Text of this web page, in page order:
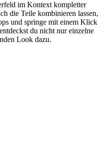
im Kontext kompletter
die Teile kombinieren lassen,
und springe mit einem Klick
du nicht nur einzelne
Look dazu.